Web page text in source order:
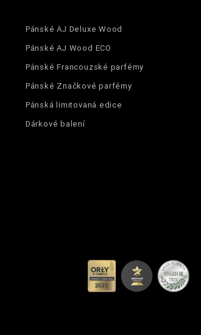
Pánské AJ Deluxe Wood
Pánské AJ Wood ECO
Pánské Francouzské parfémy
Pánské Značkové parfémy
Pánská limitovaná edice
Dárkové balení